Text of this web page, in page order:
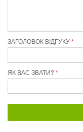
ЗАГОЛОВОК ВІДГУКУ
ЯК ВАС ЗВАТИ?